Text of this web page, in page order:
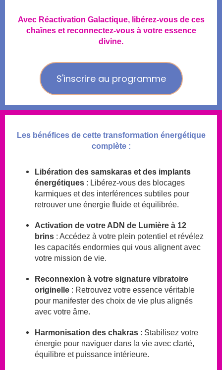
Avec Réactivation Galactique, libérez-vous de ces
chaînes et reconnectez-vous à votre essence
divine.
S'inscrire au programme
Les bénéfices de cette transformation énergétique
complète :
Libération des samskaras et des implants
énergétiques : Libérez-vous des blocages
karmiques et des interférences subtiles pour
retrouver une énergie fluide et équilibrée.
Activation de votre ADN de Lumière à 12
brins : Accédez à votre plein potentiel et révélez
les capacités endormies qui vous alignent avec
votre mission de vie.
Reconnexion à votre signature vibratoire
originelle : Retrouvez votre essence véritable
pour manifester des choix de vie plus alignés
avec votre âme.
Harmonisation des chakras : Stabilisez votre
énergie pour naviguer dans la vie avec clarté,
équilibre et puissance intérieure.